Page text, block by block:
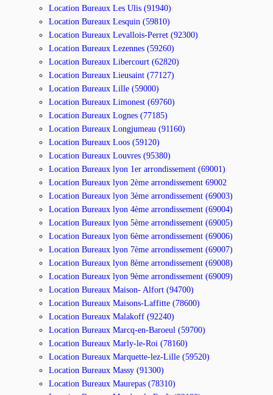
Location Bureaux Les Ulis (91940)
Location Bureaux Lesquin (59810)
Location Bureaux Levallois-Perret (92300)
Location Bureaux Lezennes (59260)
Location Bureaux Libercourt (62820)
Location Bureaux Lieusaint (77127)
Location Bureaux Lille (59000)
Location Bureaux Limonest (69760)
Location Bureaux Lognes (77185)
Location Bureaux Longjumeau (91160)
Location Bureaux Loos (59120)
Location Bureaux Louvres (95380)
Location Bureaux lyon 1er arrondissement (69001)
Location Bureaux lyon 2ème arrondissement 69002
Location Bureaux lyon 3ème arrondissement (69003)
Location Bureaux lyon 4ème arrondissement (69004)
Location Bureaux lyon 5ème arrondissement (69005)
Location Bureaux lyon 6ème arrondissement (69006)
Location Bureaux lyon 7ème arrondissement (69007)
Location Bureaux lyon 8ème arrondissement (69008)
Location Bureaux lyon 9ème arrondissement (69009)
Location Bureaux Maison- Alfort (94700)
Location Bureaux Maisons-Laffitte (78600)
Location Bureaux Malakoff (92240)
Location Bureaux Marcq-en-Baroeul (59700)
Location Bureaux Marly-le-Roi (78160)
Location Bureaux Marquette-lez-Lille (59520)
Location Bureaux Massy (91300)
Location Bureaux Maurepas (78310)